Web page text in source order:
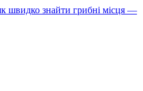
швидко знайти грибні місця —